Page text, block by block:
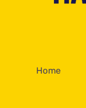
Home